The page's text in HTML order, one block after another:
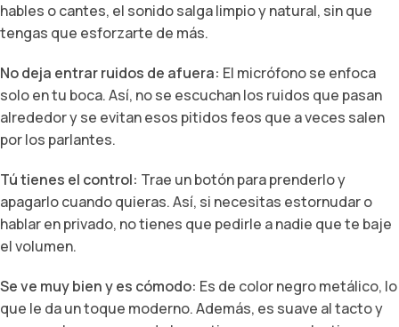
hables o cantes, el sonido salga limpio y natural, sin que
tengas que esforzarte de más.
No deja entrar ruidos de afuera: El micrófono se enfoca
solo en tu boca.Así, no se escuchan los ruidos que pasan
alrededor y se evitan esos pitidos feos que a veces salen
por los parlantes.
Tú tienes el control: Trae un botón para prenderlo y
apagarlo cuando quieras.Así, si necesitas estornudar o
hablar en privado, no tienes que pedirle a nadie que te baje
el volumen.
Se ve muy bien y es cómodo: Es de color negro metálico, lo
que le da un toque moderno.Además, es suave al tacto y